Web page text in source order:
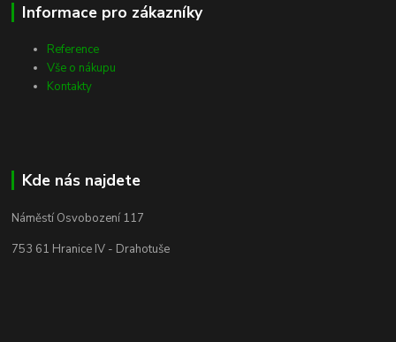
Informace pro zákazníky
Reference
Vše o nákupu
Kontakty
Kde nás najdete
Náměstí Osvobození 117
753 61 Hranice IV - Drahotuše